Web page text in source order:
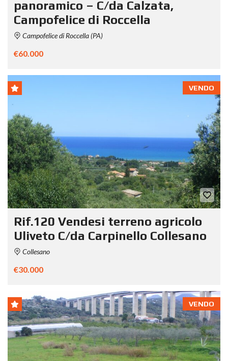
panoramico – C/da Calzata,
Campofelice di Roccella
Campofelice di Roccella (PA)
€60.000
VENDO
Rif.120 Vendesi terreno agricolo
Uliveto C/da Carpinello Collesano
Collesano
€30.000
VENDO